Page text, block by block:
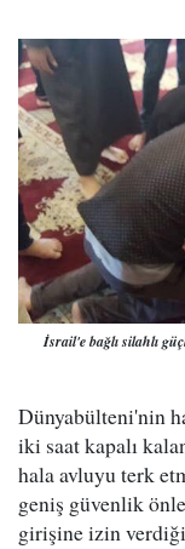
İsrail'e bağlı silahlı
Dünyabülteni'nin
iki saat kapalı
hala avluyu terk
geniş güvenlik
girişine izin